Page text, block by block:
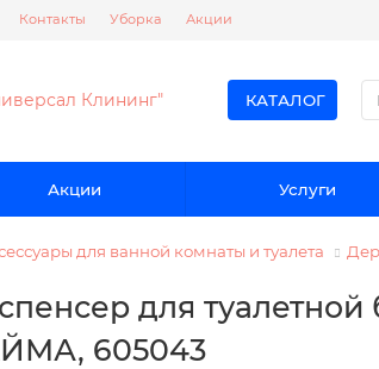
Контакты Уборка Акции
КАТАЛОГ
Акции Услуги
для ванной комнаты и туалета
для туалетной
605043